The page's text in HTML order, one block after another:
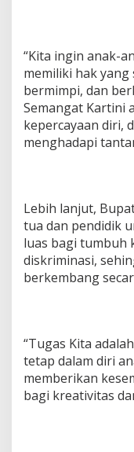
“Kita ingin anak-
memiliki hak
bermimpi, dan
Semangat Kartini
kepercayaan diri,
menghadapi
Lebih lanjut,
tua dan pendidik
luas bagi tumbuh
diskriminasi,
berkembang
“Tugas Kita
tetap dalam diri
memberikan
bagi kreativitas